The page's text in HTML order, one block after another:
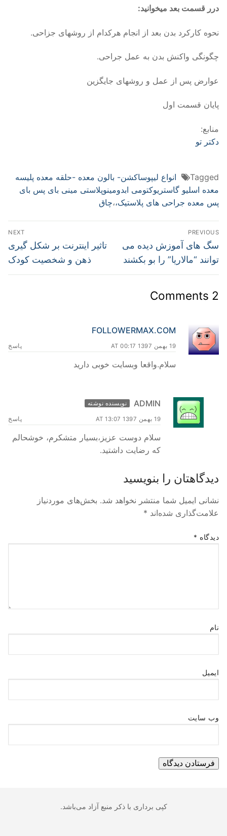
درر قسمت بعد میخوانید:
نحوه کارکرد بدن بعد از انجام هرکدام از روشهای جزاحی.
چگونگی واکنش بدن به عمل جراحی.
عوارض پس از عمل و روشهای جایگزین
پایان قسمت اول
منابع:
دکتر تو
Tagged
انواع لیپوساکشن- بالون معده -حلقه معده پلیسه
معده اسلیو گاستریوکتومی ابدومینوپلاستی مینی بای پس بای
پس معده جراحی های پلاستیک،،چاق
راهبری
نوشته
PREVIOUS
Previous
post:
سگ‌ های آموزش دیده می
توانند “مالاریا” را بو بکشند
NEXT
Next
تاثیر اینترنت بر شکل گیری
ذهن و شخصیت کودک
2 Comments
FOLLOWERMAX.COM
19 بهمن 1397 AT 00:17 پاسخ
سلام.واقعا وبسایت خوبی دارید
ADMIN نویسنده نوشته
19 بهمن 1397 AT 13:07 پاسخ
سلام دوست عزیز،بسیار متشکرم، خوشحالم
که رضایت داشتید.
دیدگاهتان را بنویسید
نشانی ایمیل شما منتشر نخواهد شد. بخش‌های موردنیاز
علامت‌گذاری شده‌اند *
دیدگاه *
نام
ایمیل
وب‌ سایت
کپی برداری با ذکر منبع آزاد می‌باشد.